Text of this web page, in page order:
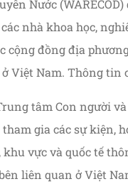
Nước
nhà khoa học,
cộng đồng địa
Việt Nam. Thông tin
tâm Con người
gia các sự kiện,
vực và quốc tế
liên quan ở Việt